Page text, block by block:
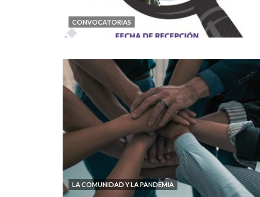
CONVOCATORIAS
LA COMUNIDAD Y LA PANDEMIA